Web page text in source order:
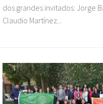
dos grandes invitados: Jorge
Claudio Martínez...